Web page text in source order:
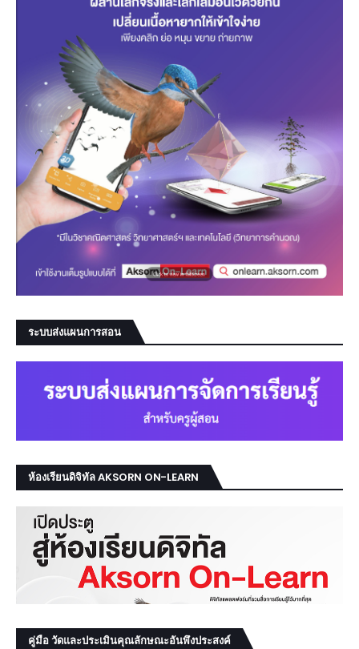
ระบบส่งแผนการสอน
ห้องเรียนดิจิทัล AKSORN ON-LEARN
คู่มือ วัดและประเมินคุณลักษณะอันพึงประสงค์